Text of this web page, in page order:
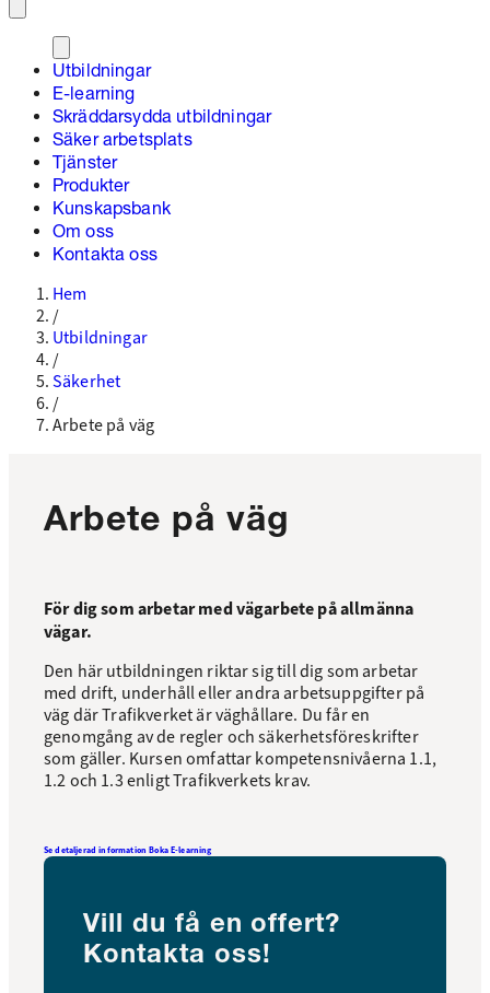
Utbildningar
E-learning
Skräddarsydda utbildningar
Säker arbetsplats
Tjänster
Produkter
Kunskapsbank
Om oss
Kontakta oss
Hem
/
Utbildningar
/
Säkerhet
/
Arbete på väg
Arbete på väg
För dig som arbetar med vägarbete på allmänna
vägar.
Den här utbildningen riktar sig till dig som arbetar
med drift, underhåll eller andra arbetsuppgifter på
väg där Trafikverket är väghållare. Du får en
genomgång av de regler och säkerhetsföreskrifter
som gäller. Kursen omfattar kompetensnivåerna 1.1,
1.2 och 1.3 enligt Trafikverkets krav.
Se detaljerad information Boka E-learning
Vill du få en offert?
Kontakta oss!